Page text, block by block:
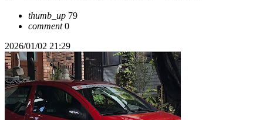
thumb_up 79
comment0
2026/01/02 21:29